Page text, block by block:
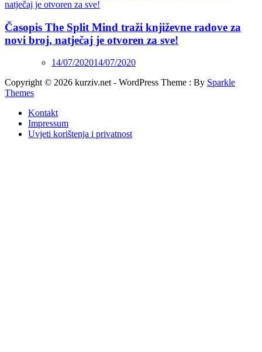
Časopis The Split Mind traži književne radove za
novi broj, natječaj je otvoren za sve!
14/07/202014/07/2020
Copyright © 2026 kurziv.net - WordPress Theme : By Sparkle
Themes
Kontakt
Impressum
Uvjeti korištenja i privatnost